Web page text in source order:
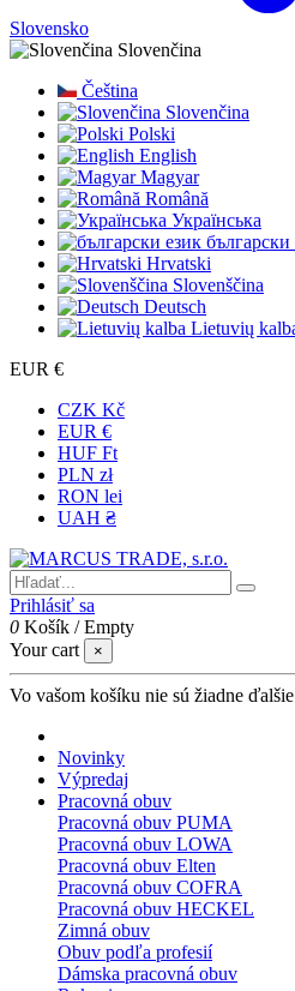
Slovensko
Slovenčina
Čeština
Slovenčina
Polski
English
Magyar
Română
Українська
български
Hrvatski
Slovenščina
Deutsch
Lietuvių
EUR €
CZK Kč
EUR €
HUF Ft
PLN zł
RON lei
UAH ₴
Prihlásiť sa
0 Košík /Empty
Your cart
×
Vo vašom košíku nie sú žiadne
Novinky
Výpredaj
Pracovná obuv
Pracovná obuv PUMA
Pracovná obuv LOWA
Pracovná obuv Elten
Pracovná obuv COFRA
Pracovná obuv HECKEL
Zimná obuv
Obuv podľa profesií
Dámska pracovná obuv